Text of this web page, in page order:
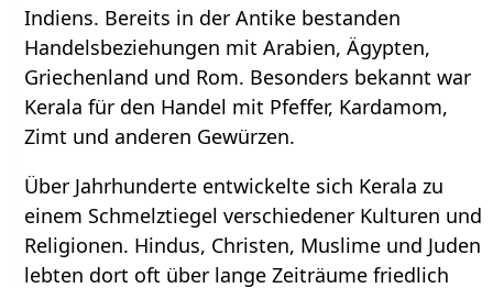
Indiens. Bereits in der Antike bestanden
Handelsbeziehungen mit Arabien, Ägypten,
Griechenland und Rom. Besonders bekannt war
Kerala für den Handel mit Pfeffer, Kardamom,
Zimt und anderen Gewürzen.
Über Jahrhunderte entwickelte sich Kerala zu
einem Schmelztiegel verschiedener Kulturen und
Religionen. Hindus, Christen, Muslime und Juden
lebten dort oft über lange Zeiträume friedlich